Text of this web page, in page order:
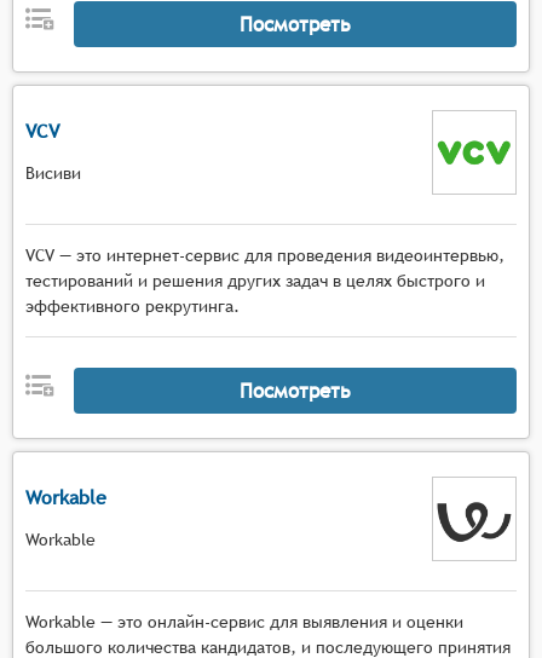
Посмотреть
VCV
Висиви
VCV — это интернет-сервис для проведения видеоинтервью,
тестирований и решения других задач в целях быстрого и
эффективного рекрутинга.
Посмотреть
Workable
Workable
Workable — это онлайн-сервис для выявления и оценки
большого количества кандидатов, и последующего принятия